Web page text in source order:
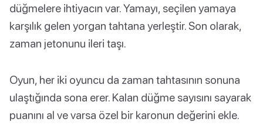
düğmelere ihtiyacın var. Yamayı, seçilen yamaya
karşılık gelen yorgan tahtana yerleştir. Son olarak,
zaman jetonunu ileri taşı.
Oyun, her iki oyuncu da zaman tahtasının sonuna
ulaştığında sona erer. Kalan düğme sayısını sayarak
puanını al ve varsa özel bir karonun değerini ekle.